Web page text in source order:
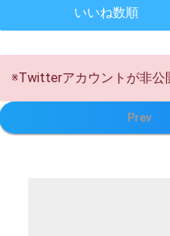
いいね数順
※Twitterアカウントが非公
Prev